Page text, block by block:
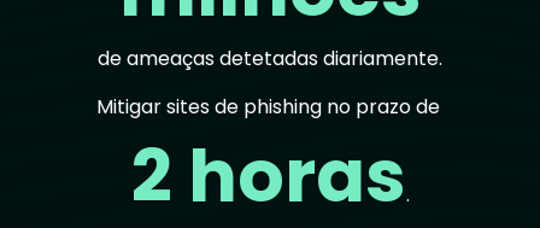
de ameaças detetadas diariamente.
Mitigar sites de phishing no prazo de
2 horas.